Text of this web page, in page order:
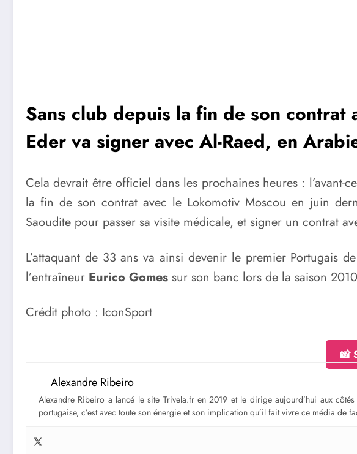
Sans club depuis la fin de son
Eder va signer avec Al-Raed, en
Cela devrait être officiel dans les prochaines heures : l’avant-
la fin de son contrat avec le Lokomotiv Moscou en juin
Saoudite pour passer sa visite médicale, et signer un contrat
L’attaquant de 33 ans va ainsi devenir le premier Portugais
l’entraîneur Eurico Gomes sur son banc lors de la saison
Crédit photo : IconSport
📸
Alexandre Ribeiro
Alexandre Ribeiro a lancé le site Trivela.fr en 2019 et le dirige aujourd’hui aux
portugaise, c’est avec toute son énergie et son implication qu’il fait vivre ce média de